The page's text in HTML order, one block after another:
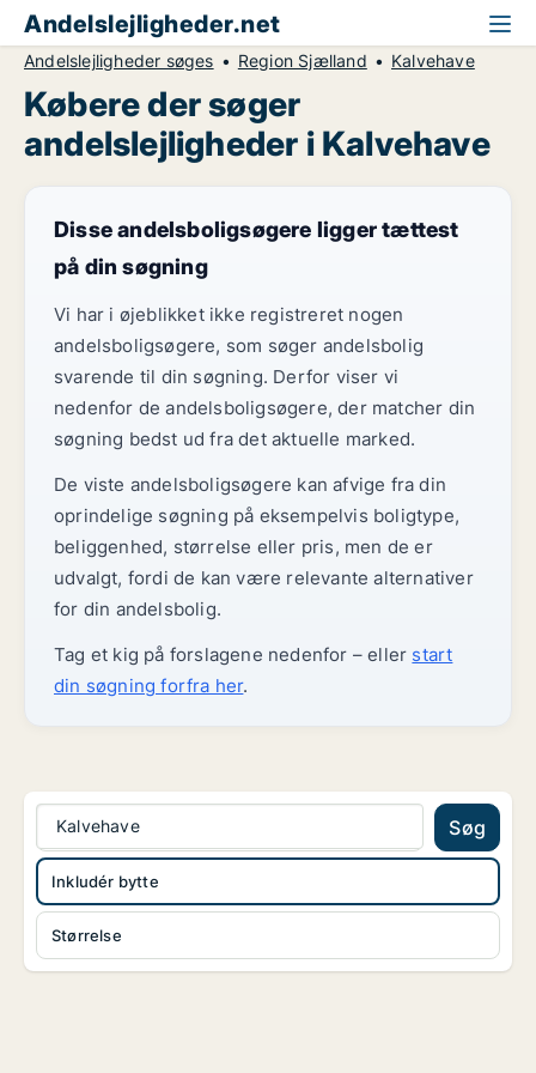
Andelslejligheder.net
Andelslejligheder søges Region Sjælland Kalvehave
Købere der søger
andelslejligheder i Kalvehave
Disse andelsboligsøgere ligger tættest
på din søgning
Vi har i øjeblikket ikke registreret nogen
andelsboligsøgere, som søger andelsbolig
svarende til din søgning. Derfor viser vi
nedenfor de andelsboligsøgere, der matcher din
søgning bedst ud fra det aktuelle marked.
De viste andelsboligsøgere kan afvige fra din
oprindelige søgning på eksempelvis boligtype,
beliggenhed, størrelse eller pris, men de er
udvalgt, fordi de kan være relevante alternativer
for din andelsbolig.
Tag et kig på forslagene nedenfor – eller start
din søgning forfra her.
Kalvehave Søg
Størrelse
Inkludér bytte